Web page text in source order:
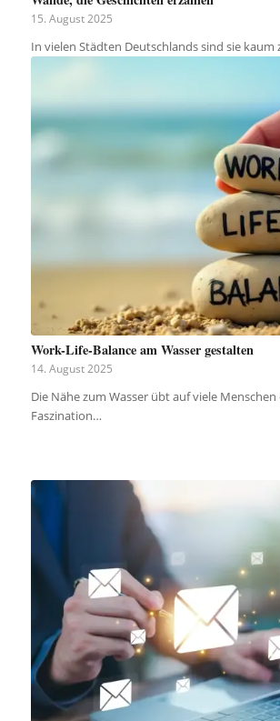
15. August 2025
In vielen Städten Deutschlands sind sie kaum
Work-Life-Balance am Wasser gestalten
14. August 2025
Die Nähe zum Wasser übt auf viele
Faszination…